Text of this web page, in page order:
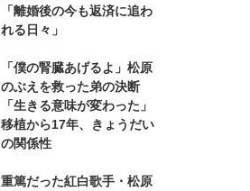
「離婚後の今も返済に追わ
れる日々」
「僕の腎臓あげるよ」松原
のぶえを救った弟の決断
「生きる意味が変わった」
移植から17年、きょうだい
の関係性
重篤だった紅白歌手・松原